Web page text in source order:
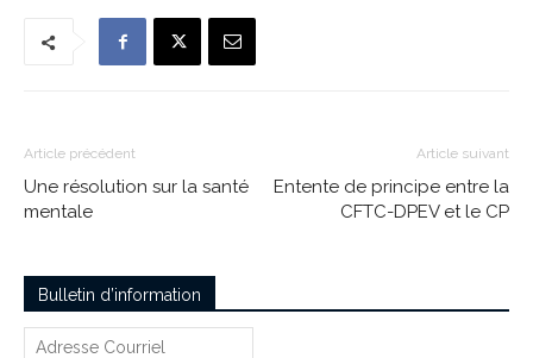
Article précédent
Une résolution sur la santé
mentale
Article suivant
Entente de principe entre la
CFTC-DPEV et le CP
Bulletin d’information